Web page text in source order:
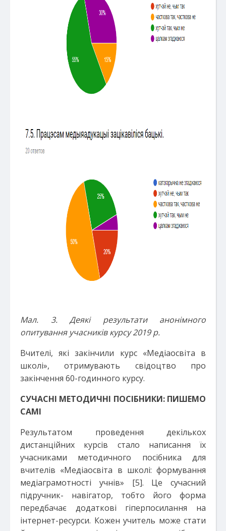
Мал. 3. Деякі результати анонімного
опитування учасників курсу 2019 р.
Вчителі, які закінчили курс «Медіаосвіта в
школі», отримувають свідоцтво про
закінчення 60-годинного курсу.
СУЧАСНІ МЕТОДИЧНІ ПОСІБНИКИ: ПИШЕМО
САМІ
Результатом проведення декількох
дистанційних курсів стало написання їх
учасниками методичного посібника для
вчителів «Медіаосвіта в школі: формування
медіаграмотності учнів» [5]. Це сучасний
підручник- навігатор, тобто його форма
передбачає додаткові гіперпосилання на
інтернет-ресурси. Кожен учитель може стати